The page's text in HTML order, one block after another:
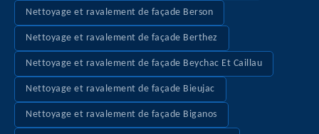
Nettoyage et ravalement de façade Berson
Nettoyage et ravalement de façade Berthez
Nettoyage et ravalement de façade Beychac Et Caillau
Nettoyage et ravalement de façade Bieujac
Nettoyage et ravalement de façade Biganos